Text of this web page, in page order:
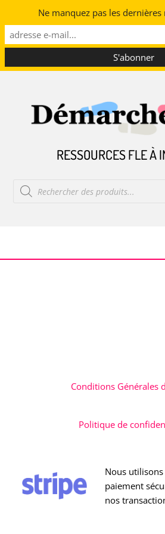
RESSOURCES FLE À
Recherche
de
produits
Conditions Générales
Politique de
Nous
paiement
nos
Ne manquez pas les dernières